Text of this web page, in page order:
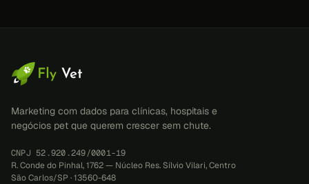
Marketing com dados para clínicas, hospitais e
negócios pet que querem crescer sem chute.
CNPJ 52.920.249/0001-19
R. Conde do Pinhal, 1762 — Núcleo Res. Sílvio Vilari, Centro
São Carlos/SP · 13560-648